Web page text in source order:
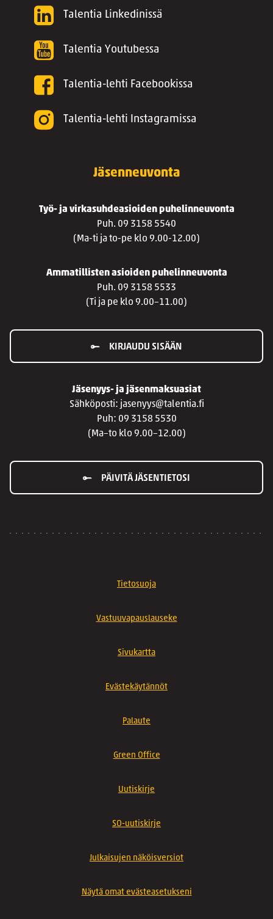
Talentia Linkedinissä
Talentia Youtubessa
Talentia-lehti Facebookissa
Talentia-lehti Instagramissa
Jäsenneuvonta
Työ- ja virkasuhdeasioiden puhelinneuvonta
Puh. 09 3158 5540
(Ma-ti ja to-pe klo 9.00-12.00)
Ammatillisten asioiden puhelinneuvonta
Puh. 09 3158 5533
(Ti ja pe klo 9.00–11.00)
KIRJAUDU SISÄÄN
Jäsenyys- ja jäsenmaksuasiat
Sähköposti: jasenyys@talentia.fi
Puh: 09 3158 5530
(Ma–to klo 9.00–12.00)
PÄIVITÄ JÄSENTIETOSI
Tietosuoja
Vastuuvapauslauseke
Sivukartta
Evästekäytännöt
Palaute
Green Office
Uutiskirje
SO-uutiskirje
Julkaisujen näköisversiot
Näytä omat evästeasetukseni